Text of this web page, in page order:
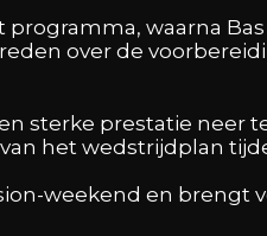
waarna
over de
sterke prestatie neer
het wedstrijdplan
weekend en brengt